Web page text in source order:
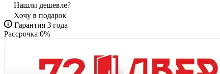
Нашли дешевле?
Хочу в подарок
Гарантия 3 года
Рассрочка 0%